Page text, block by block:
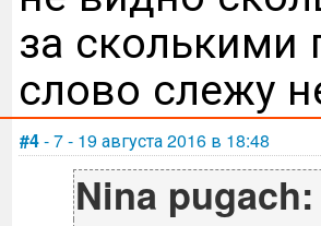
за сколькими
слово слежу
#4- 7 - 19 августа 2016 в 18:48
Nina pugach: